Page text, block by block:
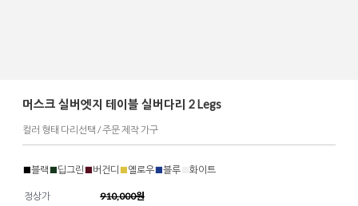
머스크 실버엣지 테이블 실버다리 2 Legs
컬러 형태 다리선택 / 주문 제작 가구
■블랙■딥그린■버건디 ■옐로우■블루 화이트
정상가 910,000원